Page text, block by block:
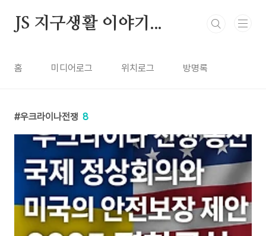
JS 지구생활 이야기...
홈 미디어로그 위치로그 방명록
우크라이나전쟁 8